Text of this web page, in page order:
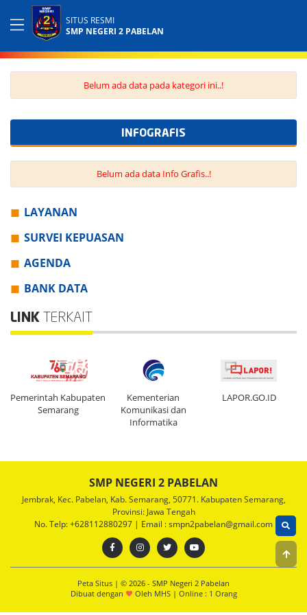
SITUS RESMI
SMP NEGERI 2 PABELAN
Belum ada data pada kategori ini..!
INFOGRAFIS
Belum ada data Info Grafis..!
LAYANAN
SURVEI KEPUASAN
AGENDA
BANK DATA
LINK TERKAIT
Pemerintah Kabupaten
Semarang
Kementerian
Komunikasi dan
Informatika
LAPOR.GO.ID
SMP NEGERI 2 PABELAN
Jembrak, Kec. Pabelan, Kab. Semarang, 50771. Kabupaten Semarang,
Provinsi: Jawa Tengah
No. Telp: +628112880297 | Email : smpn2pabelan@gmail.com
Peta Situs | © 2026 - SMP Negeri 2 Pabelan
Dibuat dengan
Oleh MHS | Online : 1 Orang